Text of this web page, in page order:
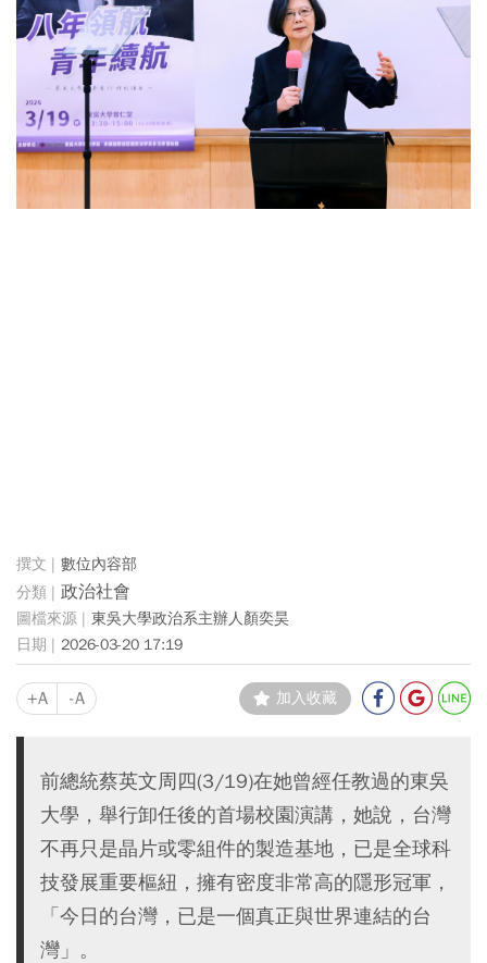
數位內容部
政治社會
東吳大學政治系主辦人顏奕昊
2026-03-20 17:19
+A -A 加入收藏
前總統蔡英文周四(3/19)在她曾經任教過的東吳
大學，舉行卸任後的首場校園演講，她說，台灣
不再只是晶片或零組件的製造基地，已是全球科
技發展重要樞紐，擁有密度非常高的隱形冠軍，
「今日的台灣，已是一個真正與世界連結的台
灣」。